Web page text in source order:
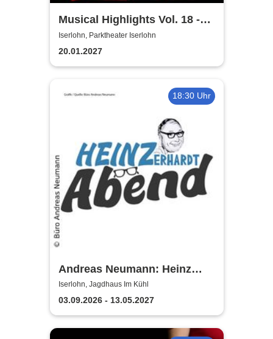
Musical Highlights Vol. 18 -
Das Beste aus Musical und
Film
Iserlohn, Parktheater Iserlohn
20.01.2027
18:30 Uhr
Andreas Neumann: Heinz
Erhardt Dinner Show
Iserlohn, Jagdhaus Im Kühl
03.09.2026 - 13.05.2027